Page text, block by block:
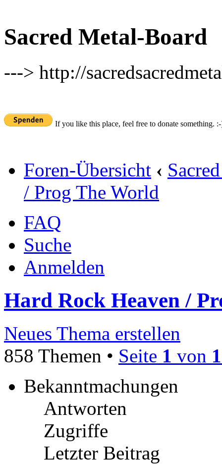
Sacred Metal-Board
---> http://
If you like this place, feel free to donate something.
Foren-Übersicht ‹
/ Prog The World
FAQ
Suche
Anmelden
Hard Rock Heaven /
Neues Thema erstellen
858 Themen • Seite 1 von
Bekanntmachungen
Antworten
Zugriffe
Letzter Beitrag